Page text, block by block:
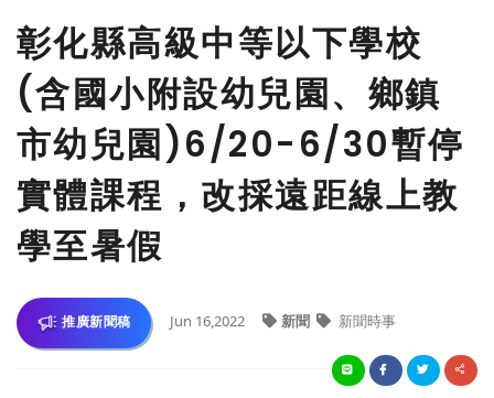
彰化縣高級中等以下學校
(含國小附設幼兒園、鄉鎮
市幼兒園)6/20-6/30暫停
實體課程，改採遠距線上教
學至暑假
推廣新聞稿 Jun 16,2022 新聞 新聞時事